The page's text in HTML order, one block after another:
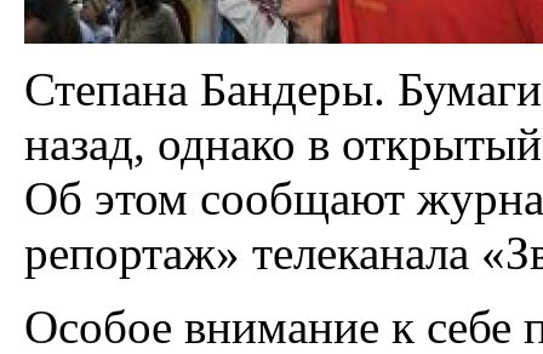
Степана Бандеры.
назад, однако в
Об этом сообщают
репортаж» телеканала
Особое внимание к себе